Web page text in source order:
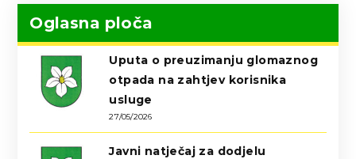
Oglasna ploča
Uputa o preuzimanju glomaznog
otpada na zahtjev korisnika
usluge
27/05/2026
Javni natječaj za dodjelu